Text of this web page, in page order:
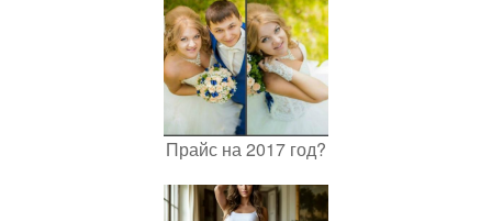
Прайс на 2017 год?